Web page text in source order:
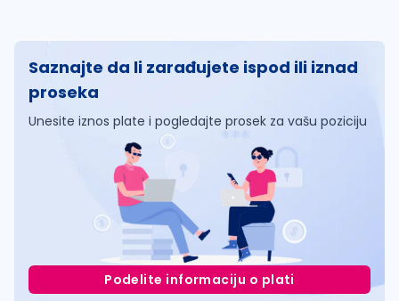
Saznajte da li zarađujete ispod ili iznad
proseka
Unesite iznos plate i pogledajte prosek za vašu poziciju
Podelite informaciju o plati